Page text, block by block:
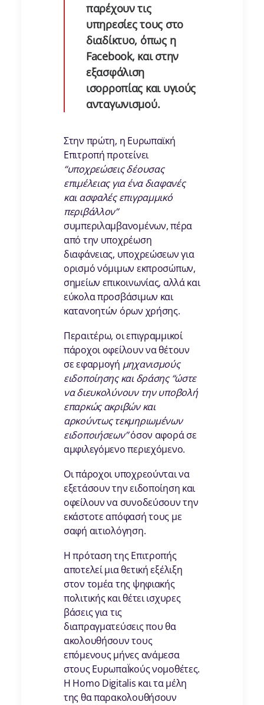
παρέχουν τις
υπηρεσίες τους στο
διαδίκτυο, όπως η
Facebook, και στην
εξασφάλιση
ισορροπίας και υγιούς
ανταγωνισμού.
Στην πρώτη, η Ευρωπαϊκή
Επιτροπή προτείνει
“υποχρεώσεις δέουσας
επιμέλειας για ένα διαφανές
και ασφαλές επιγραμμικό
περιβάλλον”
συμπεριλαμβανομένων, πέρα
από την υποχρέωση
διαφάνειας, υποχρεώσεων για
ορισμό νόμιμων εκπροσώπων,
σημείων επικοινωνίας, αλλά και
εύκολα προσβάσιμων και
κατανοητών όρων χρήσης.
Περαιτέρω, οι επιγραμμικοί
πάροχοι οφείλουν να θέτουν
σε εφαρμογή μηχανισμούς
ειδοποίησης και δράσης “ώστε
να διευκολύνουν την υποβολή
επαρκώς ακριβών και
αρκούντως τεκμηριωμένων
ειδοποιήσεων”όσον αφορά σε
αμφιλεγόμενο περιεχόμενο.
Οι πάροχοι υποχρεούνται να
εξετάσουν την ειδοποίηση και
οφείλουν να συνοδεύσουν την
εκάστοτε απόφασή τους με
σαφή αιτιολόγηση.
Η πρόταση της Επιτροπής
αποτελεί μια θετική εξέλιξη
στον τομέα της ψηφιακής
πολιτικής και θέτει ισχυρες
βάσεις για τις
διαπραγματεύσεις που θα
ακολουθήσουν τους
επόμενους μήνες ανάμεσα
στους ΕυρωπαΪκούς νομοθέτες.
Η Homo Digitalis και τα μέλη
της θα παρακολουθήσουν